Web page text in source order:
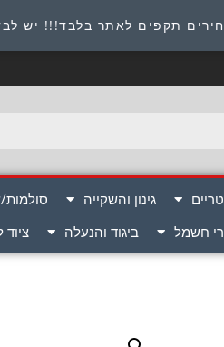
תקפים לאתר בלבד!!! יש
כתובת : היוזמים 9 אור יהודה שירות לקוחות 054-8945722
גינון והשקייה סולמות/
חשמל ביגוד והנעלה